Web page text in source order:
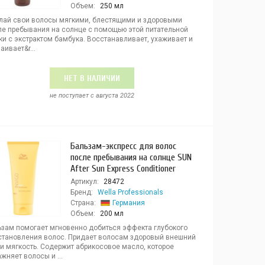
Объем:
250 мл
свои волосы мягкими, блестящими и здоровыми
пребывания на солнце с помощью этой питательной
с экстрактом бамбука. Восстанавливает, ухаживает и
НЕТ В НАЛИЧИИ
не поступает c августа 2022
Бальзам-экспресс для волос
после пребывания на солнце SUN
After Sun Express Conditioner
Артикул:
28472
Бренд:
Wella Professionals
Страна:
Германия
Объем:
200 мл
помогает мгновенно добиться эффекта глубокого
волос. Придает волосам здоровый внешний
мягкость. Содержит абрикосовое масло, которое
волосы и ...